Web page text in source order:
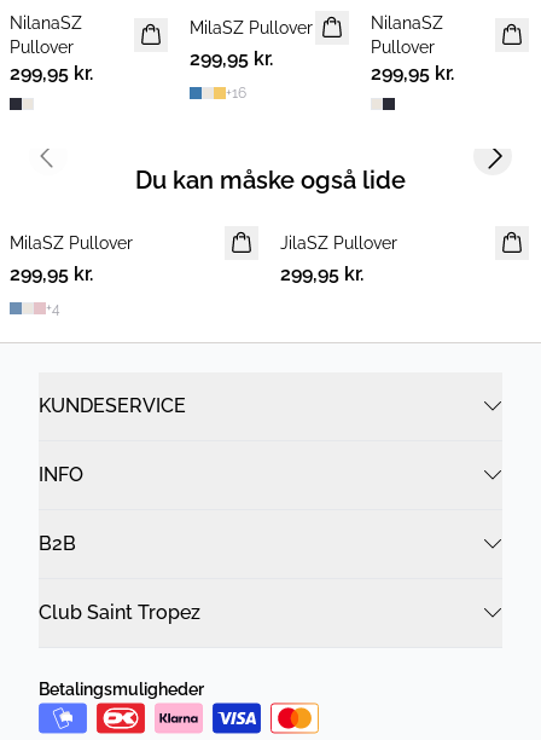
NYHED
NilanaSZ
Pullover
299,95 kr.
NYHED
2 FOR 500 DKK
MilaSZ Pullover
299,95 kr.
+16
NYHED
NilanaSZ
Pullover
299,95 kr.
Du kan måske også lide
NYHED
2 FOR 500 DKK
MilaSZ Pullover
299,95 kr.
+4
NYHED
2 FOR 500 DKK
JilaSZ Pullover
299,95 kr.
Previous slide Next
KUNDESERVICE
INFO
B2B
Club Saint Tropez
Betalingsmuligheder